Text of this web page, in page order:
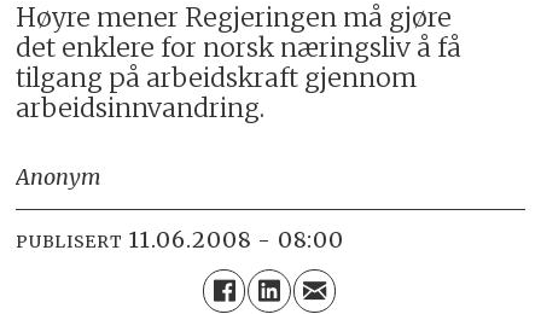
Høyre mener Regjeringen må gjøre
det enklere for norsk næringsliv å få
tilgang på arbeidskraft gjennom
arbeidsinnvandring.
Anonym
PUBLISERT 11.06.2008 - 08:00